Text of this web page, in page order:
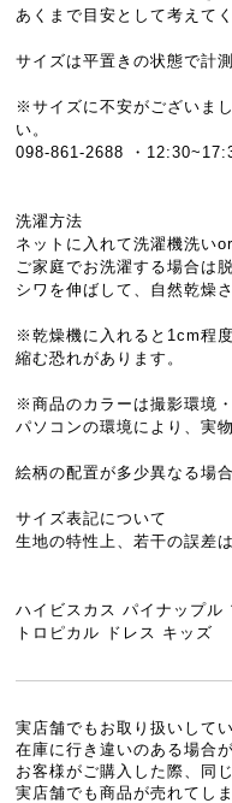
あくまで目安として考えて
サイズは平置きの状態で計
※サイズに不安がございま
い。
098-861-2688 ・
洗濯方法
ネットに入れて洗濯機洗い
ご家庭でお洗濯する場合は
シワを伸ばして、自然乾燥
※乾燥機に入れると1cm程度
縮む恐れがあります。
※商品のカラーは撮影環境
パソコンの環境により、実
絵柄の配置が多少異なる場
サイズ表記について
生地の特性上、若干の誤差
ハイビスカス パイナップル
トロピカル ドレス キッズ
実店舗でもお取り扱いして
在庫に行き違いのある場合
お客様がご購入した際、同
実店舗でも商品が売れてし